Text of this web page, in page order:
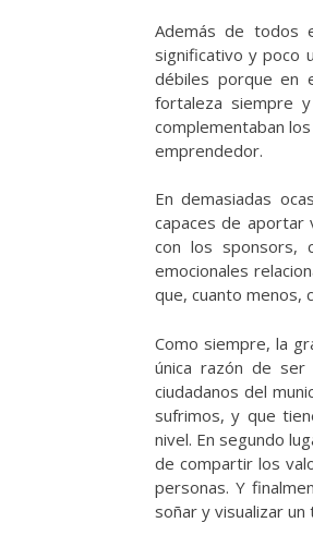
Además de todos
significativo y poco
débiles porque en
fortaleza siempre
complementaban
emprendedor.
En demasiadas
capaces de aportar
con los sponsors,
emocionales
que, cuanto menos,
Como siempre, la
única razón de
ciudadanos del
sufrimos, y que
nivel. En segundo
de compartir los
personas. Y
soñar y visualizar un